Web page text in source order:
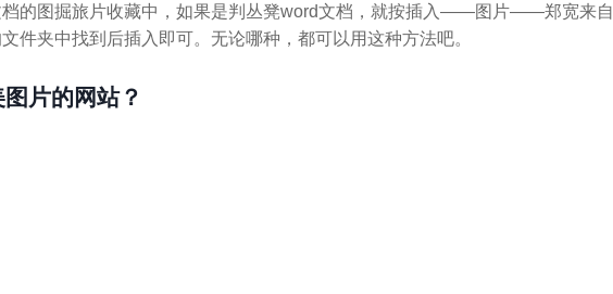
档的图掘旅片收藏中，如果是判丛凳word文档，就按插入——图片——郑宽来自
夹中找到后插入即可。无论哪种，都可以用这种方法吧。
片的网站？